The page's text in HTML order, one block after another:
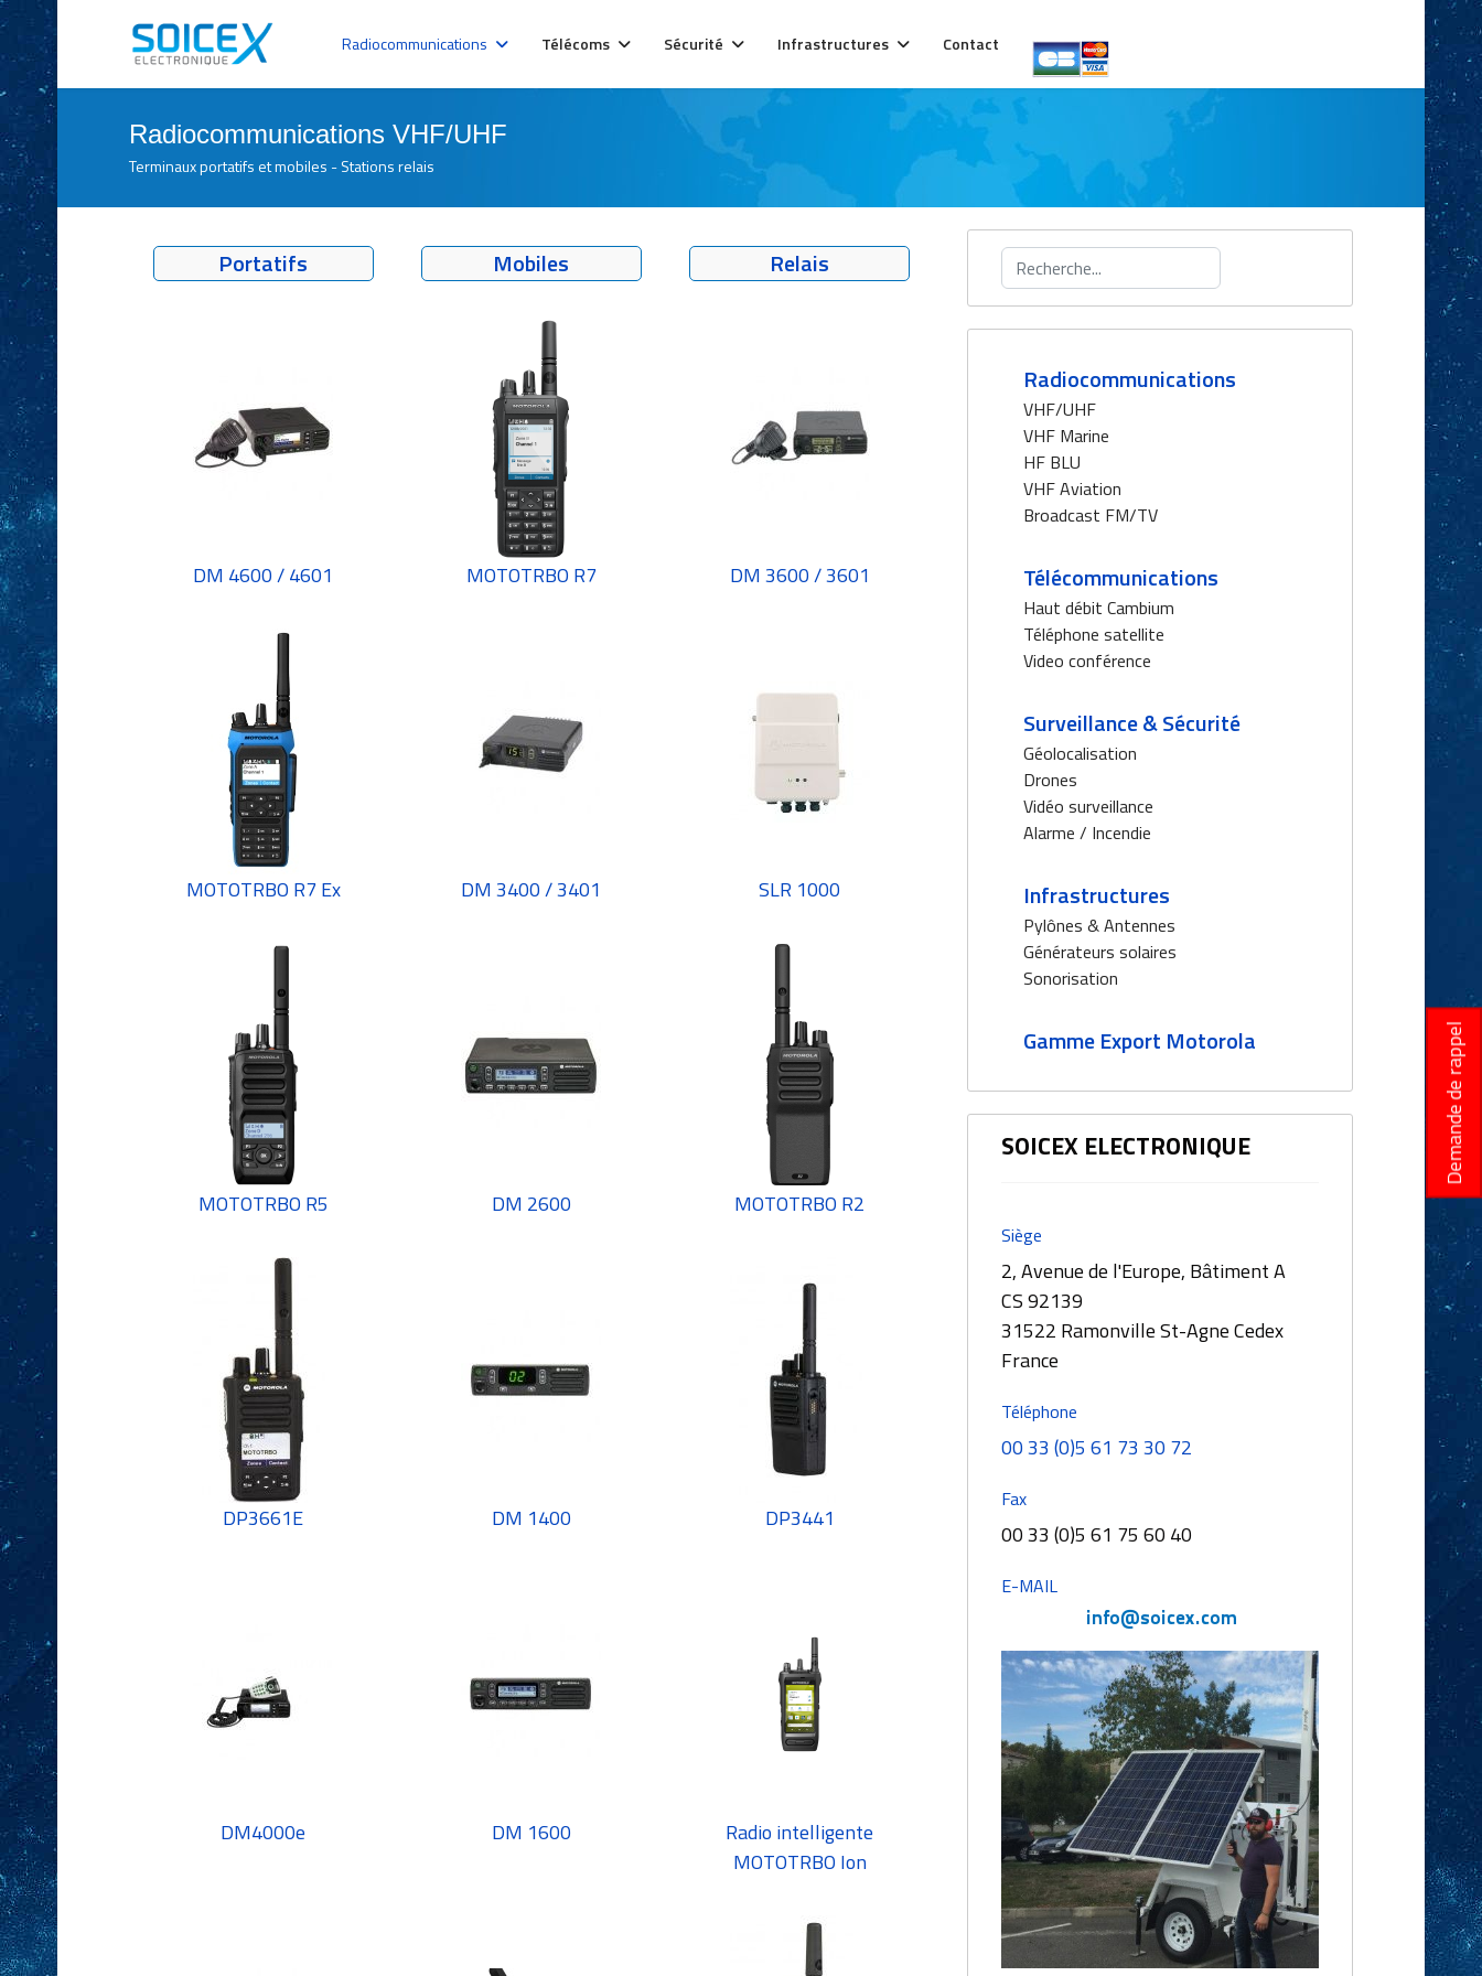
Radiocommunications Télécoms Sécurité Infrastructures Contact
Radiocommunications VHF/UHF
Terminaux portatifs et mobiles - Stations relais
Portatifs Mobiles Relais
DM 4600 / 4601 MOTOTRBO R7 DM 3600 / 3601
MOTOTRBO R7 Ex DM 3400 / 3401 SLR 1000
MOTOTRBO R5 DM 2600 MOTOTRBO R2
DP3661E DM 1400 DP3441
DM4000e DM 1600
Radio intelligente
MOTOTRBO Ion
Rechercher
Radiocommunications
VHF/UHF
VHF Marine
HF BLU
VHF Aviation
Broadcast FM/TV
Télécommunications
Haut débit Cambium
Téléphone satellite
Video conférence
Surveillance & Sécurité
Géolocalisation
Drones
Vidéo surveillance
Alarme / Incendie
Infrastructures
Pylônes & Antennes
Générateurs solaires
Sonorisation
Gamme Export Motorola
SOICEX ELECTRONIQUE
Siège
2, Avenue de l'Europe, Bâtiment A
CS 92139
31522 Ramonville St-Agne Cedex
France
Téléphone
00 33 (0)5 61 73 30 72
Fax
00 33 (0)5 61 75 60 40
E-MAIL
Demande de rappel